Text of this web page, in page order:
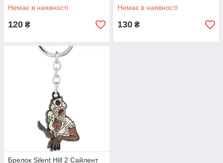
Немає в наявності
120 ₴
Немає в наявності
130 ₴
Брелок Silent Hill 2 Сайлент